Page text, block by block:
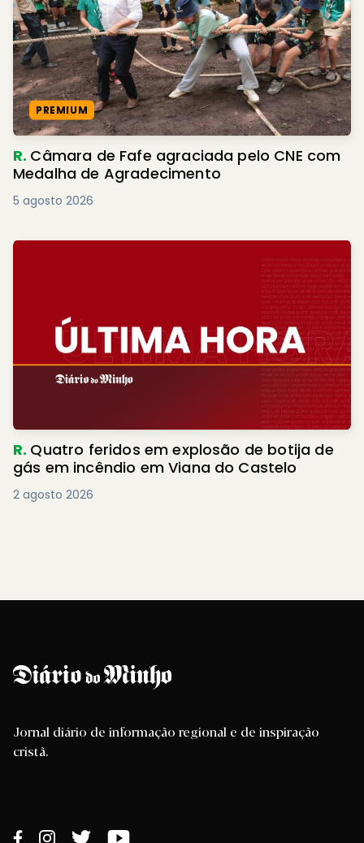
PREMIUM
R. Câmara de Fafe agraciada pelo CNE com
Medalha de Agradecimento
5 agosto 2026
R. Quatro feridos em explosão de botija de
gás em incêndio em Viana do Castelo
2 agosto 2026
Jornal diário de informação regional e de inspiração
cristã.